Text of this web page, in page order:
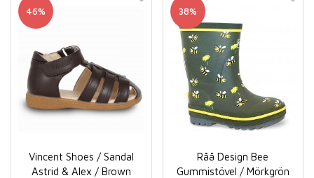
46%
Vincent Shoes / Sandal
Astrid & Alex / Brown
38%
Råå Design Bee
Gummistövel / Mörkgrön